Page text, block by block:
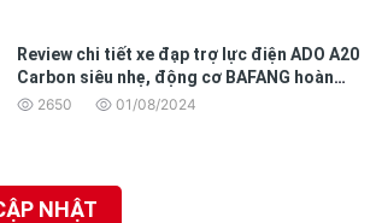
Review chi tiết xe đạp trợ lực điện ADO A20
Carbon siêu nhẹ, động cơ BAFANG hoàn
toàn mới
2650 01/08/2024
NHẬT